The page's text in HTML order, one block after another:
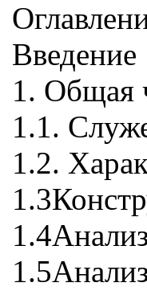
Введение
1. Общая
1.1.
1.2.